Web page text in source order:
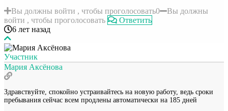
Вы должны войти , чтобы проголосовать0
Вы должны
войти , чтобы проголосовать
Ответить
6 лет назад
Участник
Мария Аксёнова
Здравствуйте, спокойно устраивайтесь на новую работу, ведь сроки
пребывания сейчас всем продлены автоматически на 185 дней